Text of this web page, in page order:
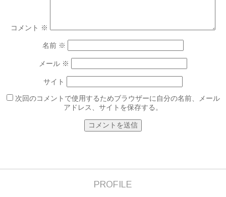
コメント ※
名前 ※
メール ※
サイト
次回のコメントで使用するためブラウザーに自分の名前、メール
アドレス、サイトを保存する。
PROFILE